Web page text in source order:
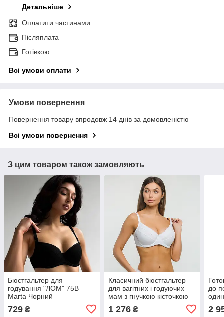
Детальніше
Оплатити частинами
Післяплата
Готівкою
Всі умови оплати
Умови повернення
Повернення товару впродовж 14 днів за домовленістю
Всі умови повернення
З цим товаром також замовляють
Бюстгальтер для
годування "ЛОМ" 75В
Marta Чорний
729 ₴
Класичний бюстгальтер
для вагітних і годуючих
мам з гнучкою кісточкою
75B Мамин Дім Білий 844
1 276₴
до
2